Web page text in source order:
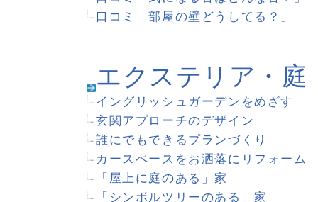
堀内三佳のおうち大好き！
季節のお庭だより
お花の種類で選ぶ「季節の
海外ドラマの間取りとイン
間取り探偵
いつもの暮らし-石村由起子-